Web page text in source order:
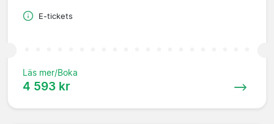
E-tickets
Läs mer/Boka
4 593 kr